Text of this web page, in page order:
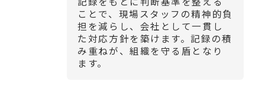
ことで、現場スタッフの精神的負
担を減らし、会社として一貫し
た対応方針を築けます。記録の積
み重ねが、組織を守る盾となり
ます。